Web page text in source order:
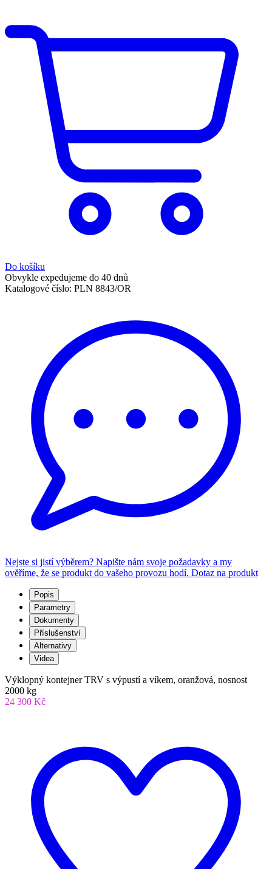
Do košíku
Obvykle expedujeme do 40 dnů
Katalogové číslo: PLN 8843/OR
Nejste si jistí výběrem? Napište nám svoje požadavky a my
ověříme, že se produkt do vašeho provozu hodí. Dotaz na produkt
Popis
Parametry
Dokumenty
Příslušenství
Alternativy
Videa
Výklopný kontejner TRV s výpustí a víkem, oranžová, nosnost
2000 kg
24 300 Kč